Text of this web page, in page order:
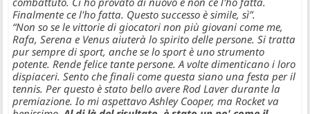
Finalmente ce l'ho fatta. Questo successo è simile, sì”.
“Non so se le vittorie di giocatori non più giovani come me,
Rafa, Serena e Venus aiuterà lo spirito delle persone. Si tratta
pur sempre di sport, anche se lo sport è uno strumento
potente. Rende felice tante persone. A volte dimenticano i loro
dispiaceri. Sento che finali come questa siano una festa per il
tennis. Per questo è stato bello avere Rod Laver durante la
premiazione. Io mi aspettavo Ashley Cooper, ma Rocket va